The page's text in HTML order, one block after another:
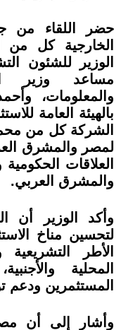
حضر اللقاء من
الخارجية كل
الوزير للشئون
مساعد وزير
والمعلومات،
بالهيئة العامة
الشركة كل من
لمصر والمشرق
العلاقات
والمشرق العربي.
وأكد الوزير أن
لتحسين مناخ
الأطر
المحلية
المستثمرين ودعم
وأشار إلى أن